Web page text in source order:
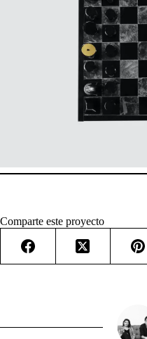
Comparte este proyecto